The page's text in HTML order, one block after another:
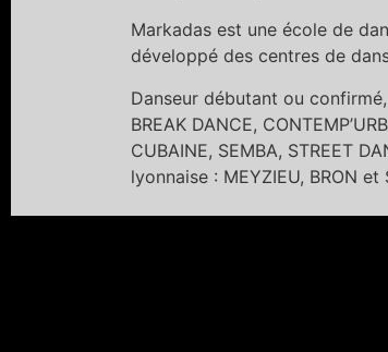
Markadas est une école de
développé des centres de
Danseur débutant ou confirmé,
BREAK DANCE,
CUBAINE, SEMBA, STREET
lyonnaise : MEYZIEU, BRON et